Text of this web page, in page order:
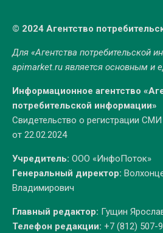
© 2024 Агентство
Для «Агентства потребительской
apimarket.ruявляется основным и
Информационное агентство
потребительской информации»
Свидетельство о регистрации
от 22.02.2024
Учредитель: ООО «ИнфоПоток»
Генеральный директор:
Владимирович
Главный редактор: Гущин
Телефон редакции: +7 (812) 507-